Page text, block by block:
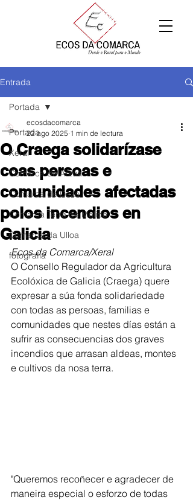
Entrada
Portada
Xeral
Comarca de Arzúa
Comarca de Deza
Comarca Terra de Melide
Comarca da Ulloa
fotografía
Portada
O Craega solidarízase
coas persoas e
comunidades afectadas
polos incendios en
Galicia
ecosdacomarca
22 ago 2025 1 min de lectura
Ecos da Comarca/Xeral
O Consello Regulador da Agricultura
Ecolóxica de Galicia (Craega) quere
expresar a súa fonda solidariedade
con todas as persoas, familias e
comunidades que nestes días están a
sufrir as consecuencias dos graves
incendios que arrasan aldeas, montes
e cultivos da nosa terra.
"Queremos recoñecer e agradecer de
maneira especial o esforzo de todas